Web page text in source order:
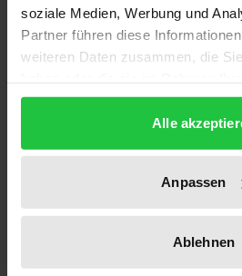
soziale Medien, Werbung und
Partner führen diese
weiteren Daten zusammen, die
gesammelt haben.
Alle
Anpassen
Ablehnen
Gericht effektiv verteidigen zu
er wissen, worauf es dem
Entscheidungsfindung
einzelner Beweise oder ihres
lange Zeit nicht davon erfasst,
andere rechtliche Bewertung
umfangreichen und